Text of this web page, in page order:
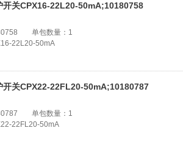
开关CPX16-22L20-50mA;10180758
单包数量： 1
22L20-50mA
开关CPX22-22FL20-50mA;10180787
单包数量： 1
22FL20-50mA